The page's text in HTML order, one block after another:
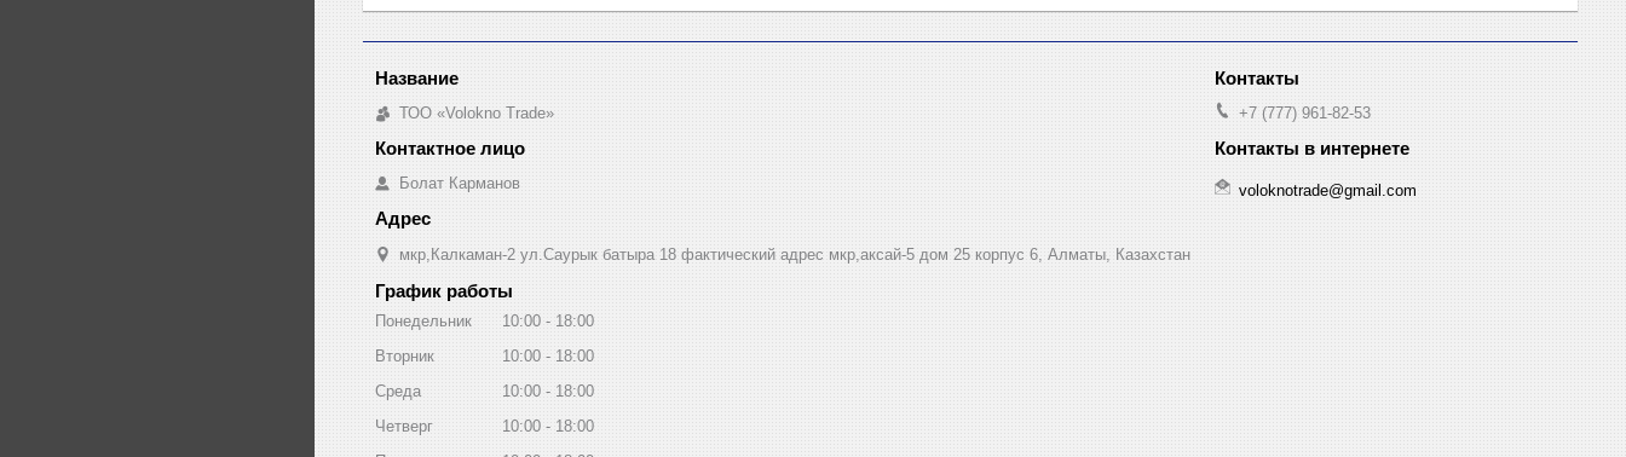
ТОО «Volokno Trade»
Болат Карманов
мкр,Калкаман-2 ул.Саурык батыра 18 фактический адрес мкр,аксай-5 дом 25 корпус 6, Алматы, Казахстан
+7 (777) 961-82-53
voloknotrade@gmail.com
График работы
Понедельник 10:00
18:00
Вторник
10:00
18:00
Среда
10:00
18:00
Четверг
10:00
18:00